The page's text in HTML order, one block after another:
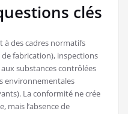
clés
à des cadres normatifs
fabrication), inspections
substances contrôlées
environnementales
La conformité ne crée
mais l’absence de